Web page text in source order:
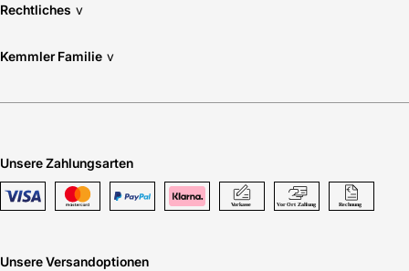
Rechtliches v
Kemmler Familie v
Unsere Zahlungsarten
Unsere Versandoptionen